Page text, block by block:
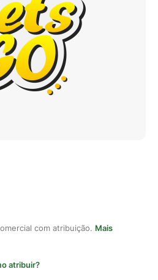
com atribuição. Mais
atribuir?